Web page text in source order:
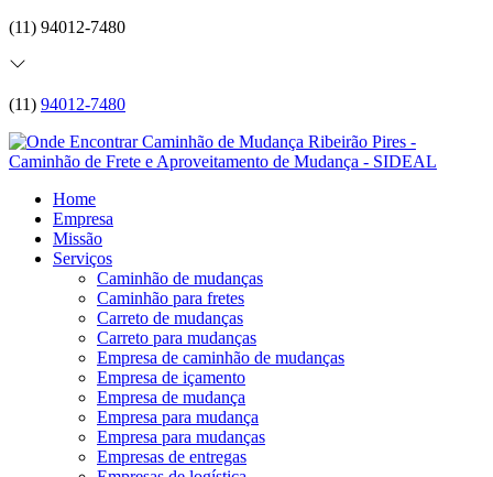
(11) 94012-7480
(11) 94012-7480
Home
Empresa
Missão
Serviços
Caminhão de mudanças
Caminhão para fretes
Carreto de mudanças
Carreto para mudanças
Empresa de caminhão de mudanças
Empresa de içamento
Empresa de mudança
Empresa para mudança
Empresa para mudanças
Empresas de entregas